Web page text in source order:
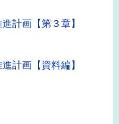
計画【第３章】
計画【資料編】